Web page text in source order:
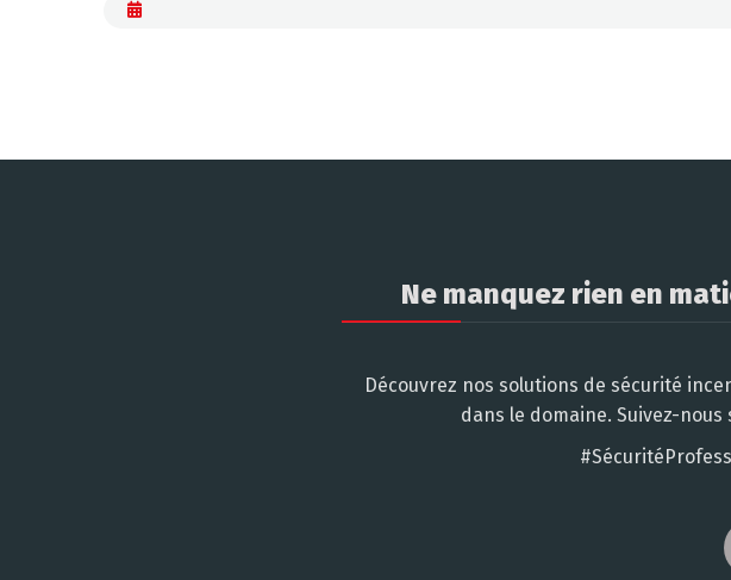
Ne manquez rien en
Découvrez nos solutions de sécurité
dans le domaine. Suivez-